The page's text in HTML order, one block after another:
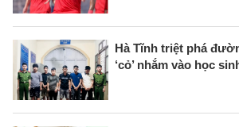
Hà Tĩnh triệt phá
‘cỏ’ nhắm vào học